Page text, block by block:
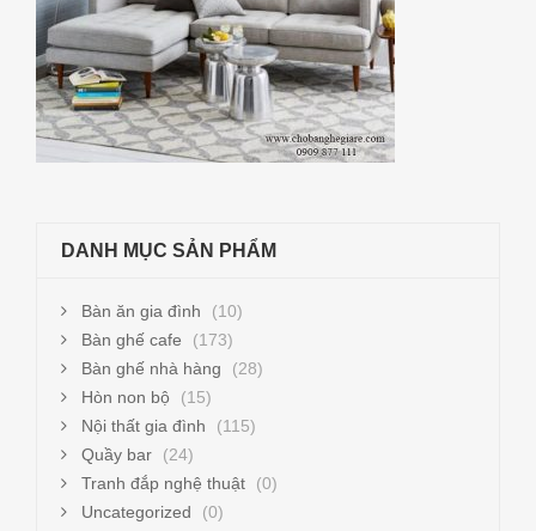
DANH MỤC SẢN PHẨM
Bàn ăn gia đình
(10)
Bàn ghế cafe
(173)
Bàn ghế nhà hàng
(28)
Hòn non bộ
(15)
Nội thất gia đình
(115)
Quầy bar
(24)
Tranh đắp nghệ thuật
(0)
Uncategorized
(0)